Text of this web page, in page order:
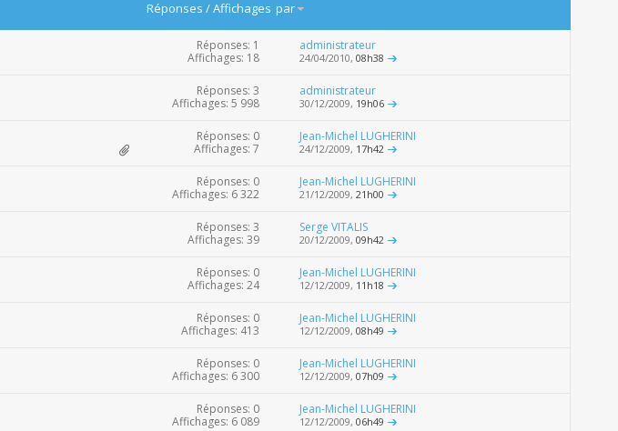
Réponses /Affichages par
Réponses: 1
Affichages: 18
administrateur
24/04/2010,08h38
Réponses: 3
Affichages: 5 998
administrateur
30/12/2009, 19h06
Réponses: 0
Affichages: 7
Jean-Michel LUGHERINI
24/12/2009, 17h42
Réponses: 0
Affichages: 6 322
Jean-Michel LUGHERINI
21/12/2009,21h00
Réponses: 3
Affichages: 39
Serge VITALIS
20/12/2009,09h42
Réponses: 0
Affichages: 24
Jean-Michel LUGHERINI
12/12/2009, 11h18
Réponses: 0
Affichages: 413
Jean-Michel LUGHERINI
12/12/2009,08h49
Réponses: 0
Affichages: 6 300
Jean-Michel LUGHERINI
12/12/2009,07h09
Réponses: 0
Affichages: 6 089
Jean-Michel LUGHERINI
12/12/2009,06h49